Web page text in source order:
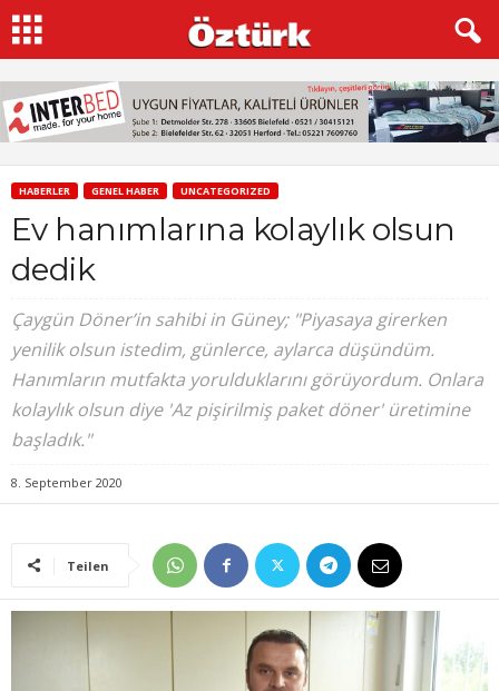
HABERLER GENEL HABER UNCATEGORIZED
Ev hanımlarına kolaylık olsun
dedik
Çaygün Döner’in sahibi in Güney; "Piyasaya girerken
yenilik olsun istedim, günlerce, aylarca düşündüm.
Hanımların mutfakta yorulduklarını görüyordum. Onlara
kolaylık olsun diye 'Az pişirilmiş paket döner' üretimine
başladık."
8. September 2020
Teilen